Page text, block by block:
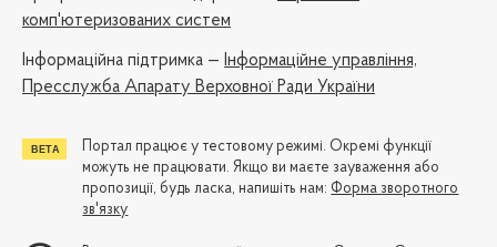
комп'ютеризованих систем
Iнформаційна підтримка — Інформаційне управління,
Пресслужба Апарату Верховної Ради України
Портал працює у тестовому режимі. Окремі функції
можуть не працювати. Якщо ви маєте зауваження або
пропозиції, будь ласка, напишіть нам: Форма зворотного
зв'язку